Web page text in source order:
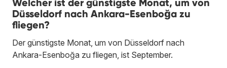
Düsseldorf nach Ankara-Esenboğa zu
fliegen?
Der günstigste Monat, um von Düsseldorf nach
Ankara-Esenboğa zu fliegen, ist September.